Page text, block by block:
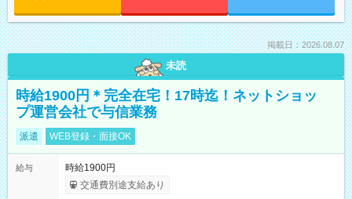
掲載日：2026.08.07
未読
時給1900円＊完全在宅！17時迄！ネットショッ
プ運営会社で与信業務
派遣 WEB登録・面接OK
給与
時給1900円
交通費別途支給あり